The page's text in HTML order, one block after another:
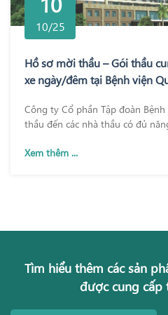
10/25
Hồ sơ mời thầu – Gói thầu
xe ngày/đêm tại Bệnh viện
Công ty Cổ phần Tập đoàn
thầu đến các nhà thầu có đủ
Xem thêm ...
Tìm hiểu thêm các sản
được cung